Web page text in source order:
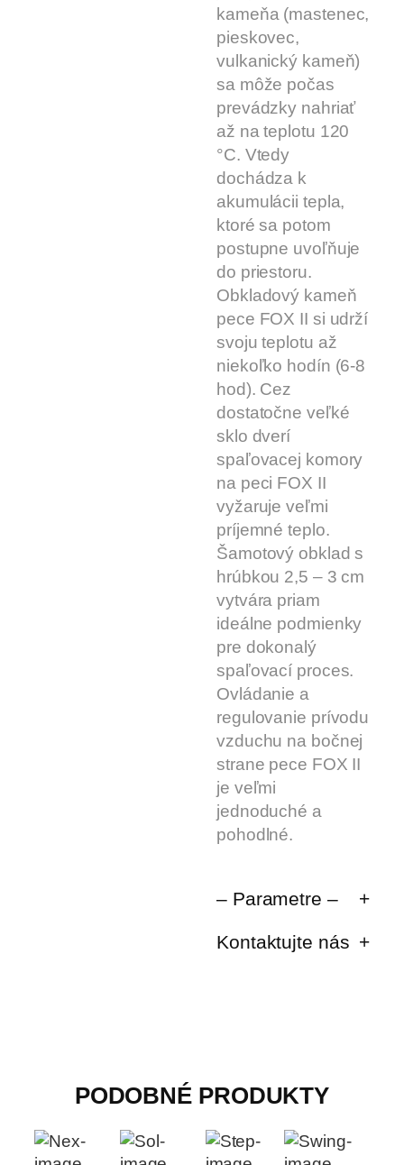
kameňa (mastenec,
pieskovec,
vulkanický kameň)
sa môže počas
prevádzky nahriať
až na teplotu 120
°C. Vtedy
dochádza k
akumulácii tepla,
ktoré sa potom
postupne uvoľňuje
do priestoru.
Obkladový kameň
pece FOX II si udrží
svoju teplotu až
niekoľko hodín (6-8
hod). Cez
dostatočne veľké
sklo dverí
spaľovacej komory
na peci FOX II
vyžaruje veľmi
príjemné teplo.
Šamotový obklad s
hrúbkou 2,5 – 3 cm
vytvára priam
ideálne podmienky
pre dokonalý
spaľovací proces.
Ovládanie a
regulovanie prívodu
vzduchu na bočnej
strane pece FOX II
je veľmi
jednoduché a
pohodlné.
– Parametre –
Kontaktujte nás
PODOBNÉ PRODUKTY